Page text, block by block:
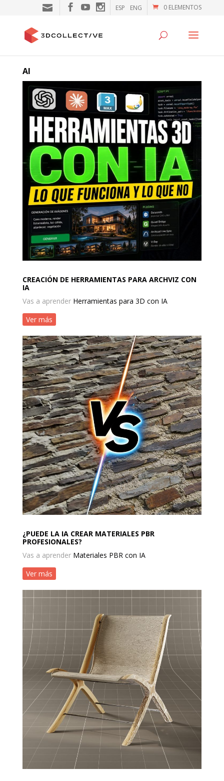
0 ELEMENTOS
ESP ENG
AI
CREACIÓN DE HERRAMIENTAS PARA ARCHVIZ CON
IA
Vas a aprender Herramientas para 3D con IA
Ver más
¿PUEDE LA IA CREAR MATERIALES PBR
PROFESIONALES?
Vas a aprender Materiales PBR con IA
Ver más